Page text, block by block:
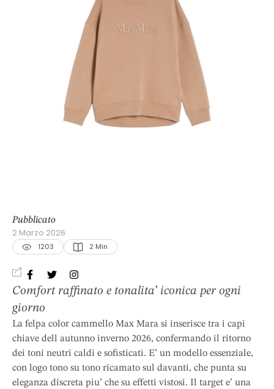
Pubblicato
2 Marzo 2026
1203 2 Min
Comfort raffinato e tonalita’ iconica per ogni
giorno
La felpa color cammello Max Mara si inserisce tra i capi
chiave dell autunno inverno 2026, confermando il ritorno
dei toni neutri caldi e sofisticati. E’ un modello essenziale,
con logo tono su tono ricamato sul davanti, che punta su
eleganza discreta piu’ che su effetti vistosi. Il target e’ una